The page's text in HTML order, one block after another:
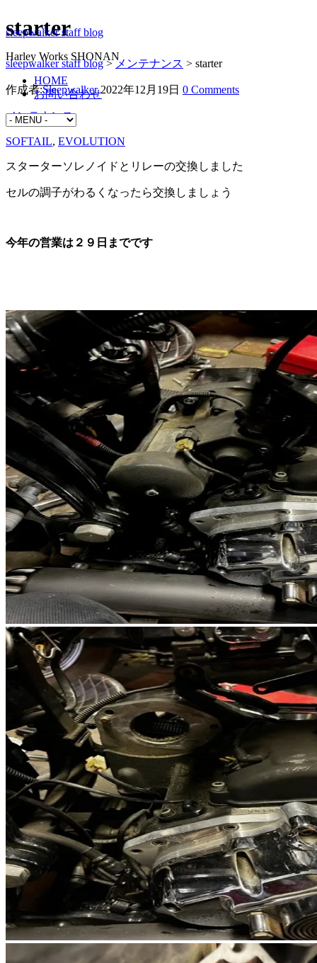
sleepwalker staff blog
Harley Works SHONAN
HOME
お問い合わせ
starter
sleepwalker staff blog> メンテナンス > starter
作成者:Sleepwalker 2022年12月19日 0 Comments
メンテナンス
SOFTAIL, EVOLUTION
スターターソレノイドとリレーの交換しました
セルの調子がわるくなったら交換しましょう
今年の営業は２９日までです